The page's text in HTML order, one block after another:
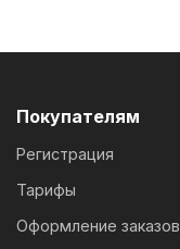
Покупателям
Регистрация
Тарифы
Оформление заказов